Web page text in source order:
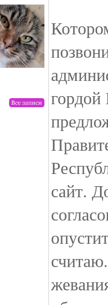
от drunktwi
гордой
сайт.